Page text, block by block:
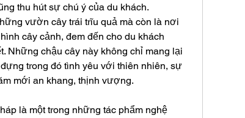
thu hút sự chú ý của du khách.
vườn cây trái trĩu quả mà còn là nơi
cây cảnh, đem đến cho du khách
Những chậu cây này không chỉ mang lại
trong đó tình yêu với thiên nhiên, sự
mới an khang, thịnh vượng.
là một trong những tác phẩm nghệ